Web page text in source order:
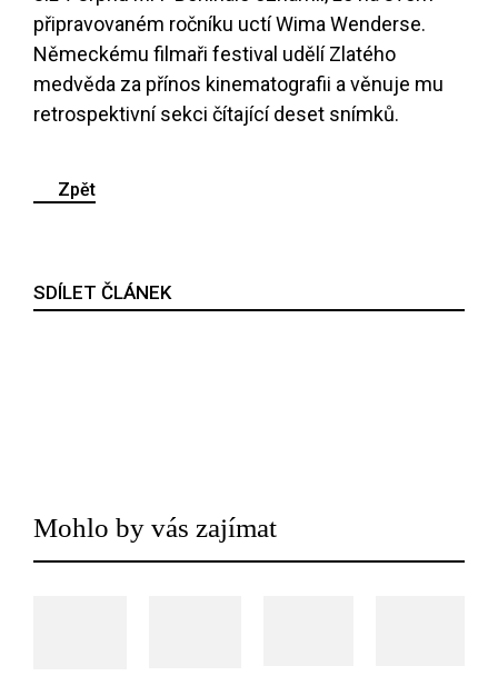
připravovaném ročníku uctí Wima Wenderse.
Německému filmaři festival udělí Zlatého
medvěda za přínos kinematografii a věnuje mu
retrospektivní sekci čítající deset snímků.
Zpět
SDÍLET ČLÁNEK
Mohlo by vás zajímat